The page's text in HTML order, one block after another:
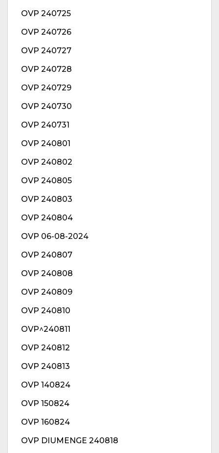
OVP 240725
OVP 240726
OVP 240727
OVP 240728
OVP 240729
OVP 240730
OVP 240731
OVP 240801
OVP 240802
OVP 240805
OVP 240803
OVP 240804
OVP 06-08-2024
OVP 240807
OVP 240808
OVP 240809
OVP 240810
OVP^240811
OVP 240812
OVP 240813
OVP 140824
OVP 150824
OVP 160824
OVP DIUMENGE 240818